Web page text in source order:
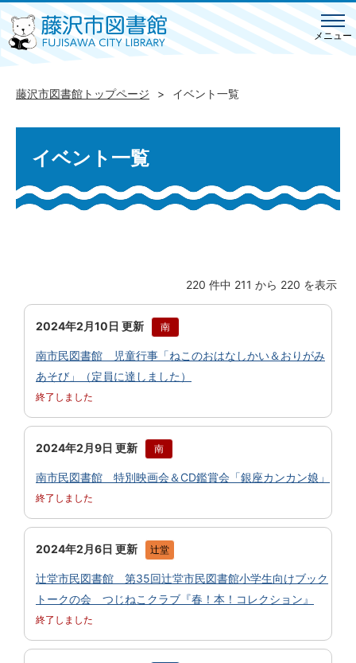
メニュー
藤沢市図書館トップページ イベント一覧
イベント一覧
220 件中 211 から 220 を表示
2024年2月10日 更新 南
南市民図書館 児童行事「ねこのおはなしかい＆おりがみ
あそび」（定員に達しました）
終了しました
2024年2月9日 更新 南
南市民図書館 特別映画会＆CD鑑賞会「銀座カンカン娘」
終了しました
2024年2月6日 更新 辻堂
辻堂市民図書館 第35回辻堂市民図書館小学生向けブック
トークの会 つじねこクラブ『春！本！コレクション』
終了しました